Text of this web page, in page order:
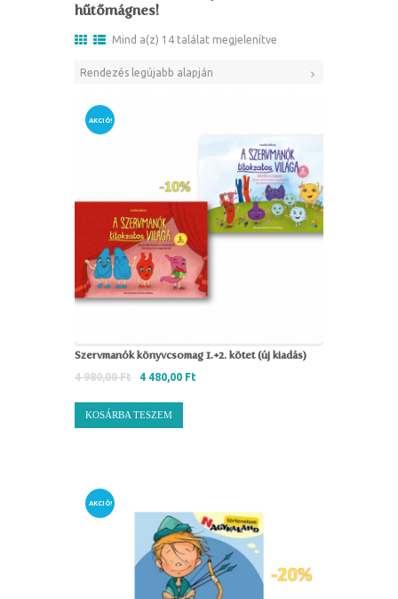
hűtőmágnes!
Mind a(z) 14 találat megjelenítve
AKCIÓ!
Szervmanók könyvcsomag 1.+2. kötet (új kiadás)
4 980,00Ft 4 480,00 Ft
KOSÁRBA TESZEM
AKCIÓ!